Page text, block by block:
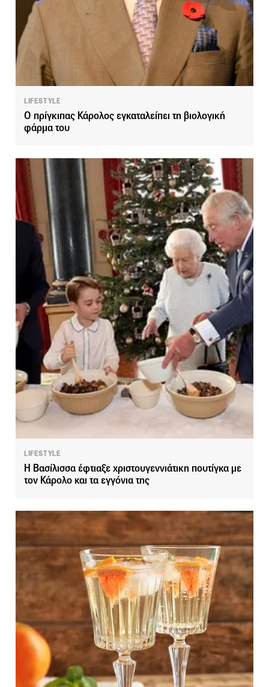
LIFESTYLE
Ο πρίγκιπας Κάρολος εγκαταλείπει τη βιολογική
φάρμα του
LIFESTYLE
Η Βασίλισσα έφτιαξε χριστουγεννιάτικη πουτίγκα με
τον Κάρολο και τα εγγόνια της